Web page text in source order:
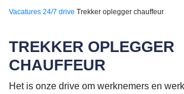
Vacatures 24/7 drive Trekker oplegger chauffeur
TREKKER OPLEGGER
CHAUFFEUR
Het is onze drive om werknemers en